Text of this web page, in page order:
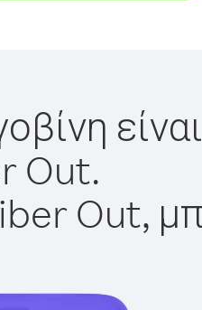
Out.
Out,